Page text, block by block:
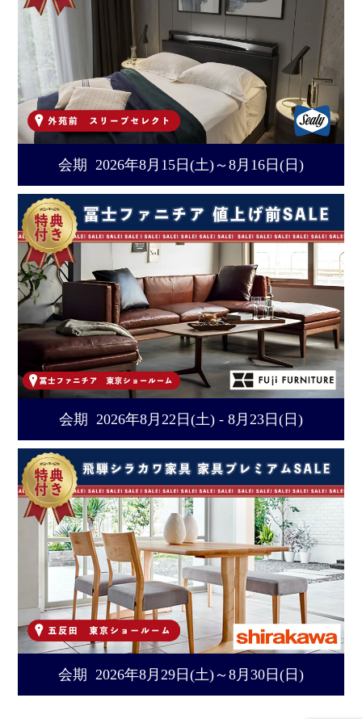
会期 2026年8月15日(土)～8月16日(日)
会期 2026年8月22日(土) - 8月23日(日)
会期 2026年8月29日(土)～8月30日(日)